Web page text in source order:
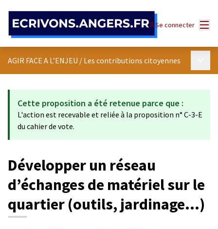
Se connecter
AGIR FACE A L’ENJEU / Les contributions citoyennes
Cette proposition a été retenue parce que :
L'action est recevable et reliée à la proposition n° C-3-E
du cahier de vote.
Développer un réseau
d’échanges de matériel sur le
quartier (outils, jardinage…)